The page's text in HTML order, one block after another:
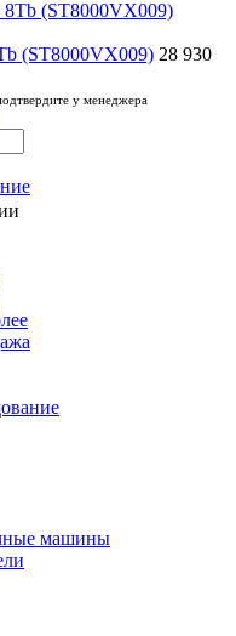
(ST8000VX009) 28 930
у менеджера
машины